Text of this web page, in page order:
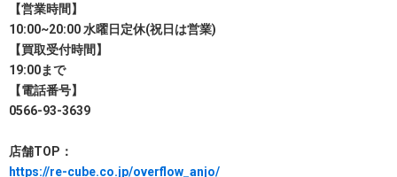
【営業時間】
10:00~20:00 水曜日定休(祝日は営業)
【買取受付時間】
19:00まで
【電話番号】
0566-93-3639
店舗TOP：
https://re-cube.co.jp/overflow_anjo/